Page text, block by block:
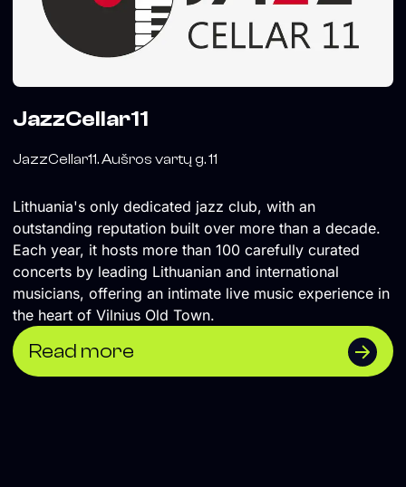
JazzCellar11
JazzCellar11. Aušros vartų g. 11
Lithuania's only dedicated jazz club, with an
outstanding reputation built over more than a decade.
Each year, it hosts more than 100 carefully curated
concerts by leading Lithuanian and international
musicians, offering an intimate live music experience in
the heart of Vilnius Old Town.
Read more